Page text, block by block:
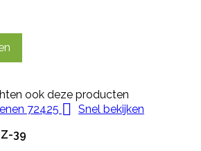
ook deze producten

Snel bekijken
39